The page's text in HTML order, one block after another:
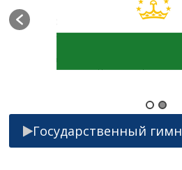
Государственный гимн